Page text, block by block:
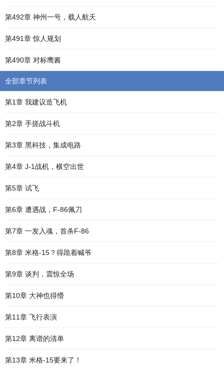
第492章 神州一号，载人航天
第491章 惊人规划
第490章 对标鹰酱
全部章节列表
第1章 我建议造飞机
第2章 手搓战斗机
第3章 黑科技，集成电路
第4章 J-1战机，横空出世
第5章 试飞
第6章 遭遇战，F-86佩刀
第7章 一发入魂，首杀F-86
第8章 米格-15？得跪着喊爷
第9章 谈判，震惊全场
第10章 大神也得懵
第11章 飞行表演
第12章 离谱的清单
第13章 米格-15要来了！